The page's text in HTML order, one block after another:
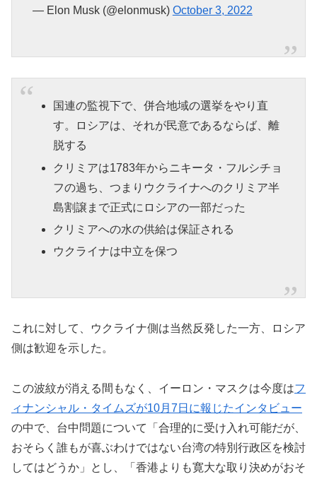
— Elon Musk (@elonmusk) October 3, 2022
国連の監視下で、併合地域の選挙をやり直
す。ロシアは、それが民意であるならば、離
脱する
クリミアは1783年からニキータ・フルシチョ
フの過ち、つまりウクライナへのクリミア半
島割譲まで正式にロシアの一部だった
クリミアへの水の供給は保証される
ウクライナは中立を保つ
これに対して、ウクライナ側は当然反発した一方、ロシア
側は歓迎を示した。
この波紋が消える間もなく、イーロン・マスクは今度はフ
ィナンシャル・タイムズが10月7日に報じたインタビュー
の中で、台中問題について「合理的に受け入れ可能だが、
おそらく誰もが喜ぶわけではない台湾の特別行政区を検討
してはどうか」とし、「香港よりも寛大な取り決めがおそ